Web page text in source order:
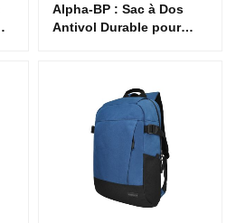
Alpha-BP : Sac à Dos
Antivol Durable pour